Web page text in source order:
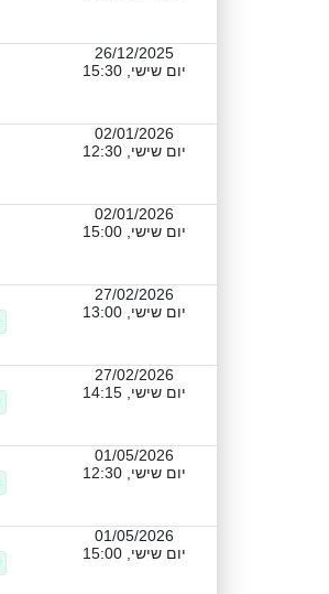
26/12/2025
יום שישי, 15:30
02/01/2026
יום שישי, 12:30
02/01/2026
יום שישי, 15:00
27/02/2026
יום שישי, 13:00
27/02/2026
יום שישי, 14:15
01/05/2026
יום שישי, 12:30
01/05/2026
יום שישי, 15:00